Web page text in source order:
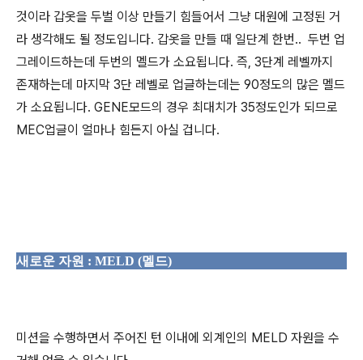
것이라 갑옷을 두벌 이상 만들기 힘들어서 그냥 대원에 고정된 거
라 생각해도 될 정도입니다. 갑옷을 만들 때 일단계 한번.. 두번 업
그레이드하는데 두번의 멜드가 소요됩니다. 즉, 3단계 레벨까지
존재하는데 마지막 3단 레벨로 업글하는데는 90정도의 많은 멜드
가 소요됩니다. GENE모드의 경우 최대치가 35정도인가 되므로
MEC업글이 얼마나 힘든지 아실 겁니다.
새로운 자원 : MELD (멜드)
미션을 수행하면서 주어진 턴 이내에 외계인의 MELD 자원을 수